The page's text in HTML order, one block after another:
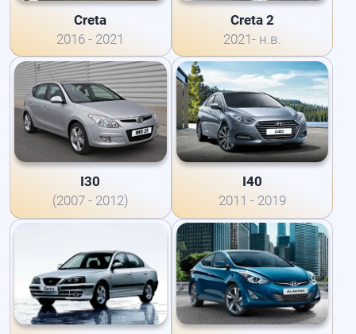
Creta
2016 - 2021
Creta 2
2021- н.в.
I30
(2007 - 2012)
I40
2011 - 2019